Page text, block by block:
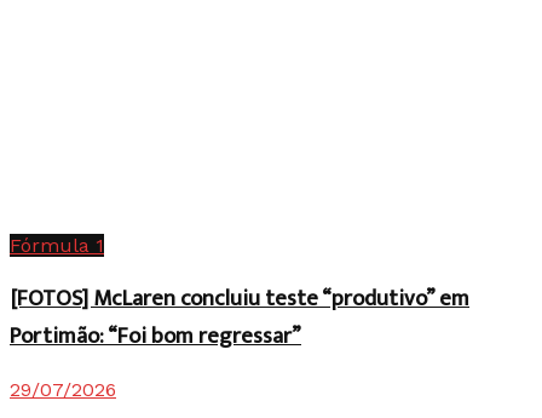
Fórmula 1
[FOTOS] McLaren concluiu teste “produtivo” em
Portimão: “Foi bom regressar”
29/07/2026